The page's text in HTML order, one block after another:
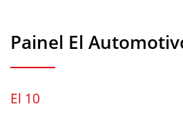
Painel El
El 10